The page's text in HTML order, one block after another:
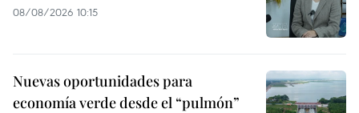
08/08/2026 10:15
Nuevas oportunidades para
economía verde desde el “pulmón”